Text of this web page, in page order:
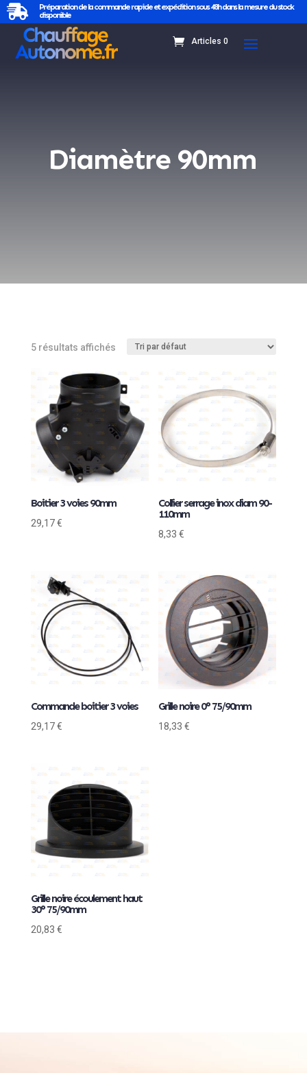

Préparation de la commande rapide et expédition sous 48h dans la mesure du stock
disponible
Articles 0
Diamètre 90mm
5 résultats affichés
Boitier 3 voies 90mm
29,17€
Collier serrage inox diam 90-
110mm
8,33€
Commande boitier 3 voies
29,17€
Grille noire 0° 75/90mm
18,33€
Grille noire écoulement haut
30° 75/90mm
20,83 €